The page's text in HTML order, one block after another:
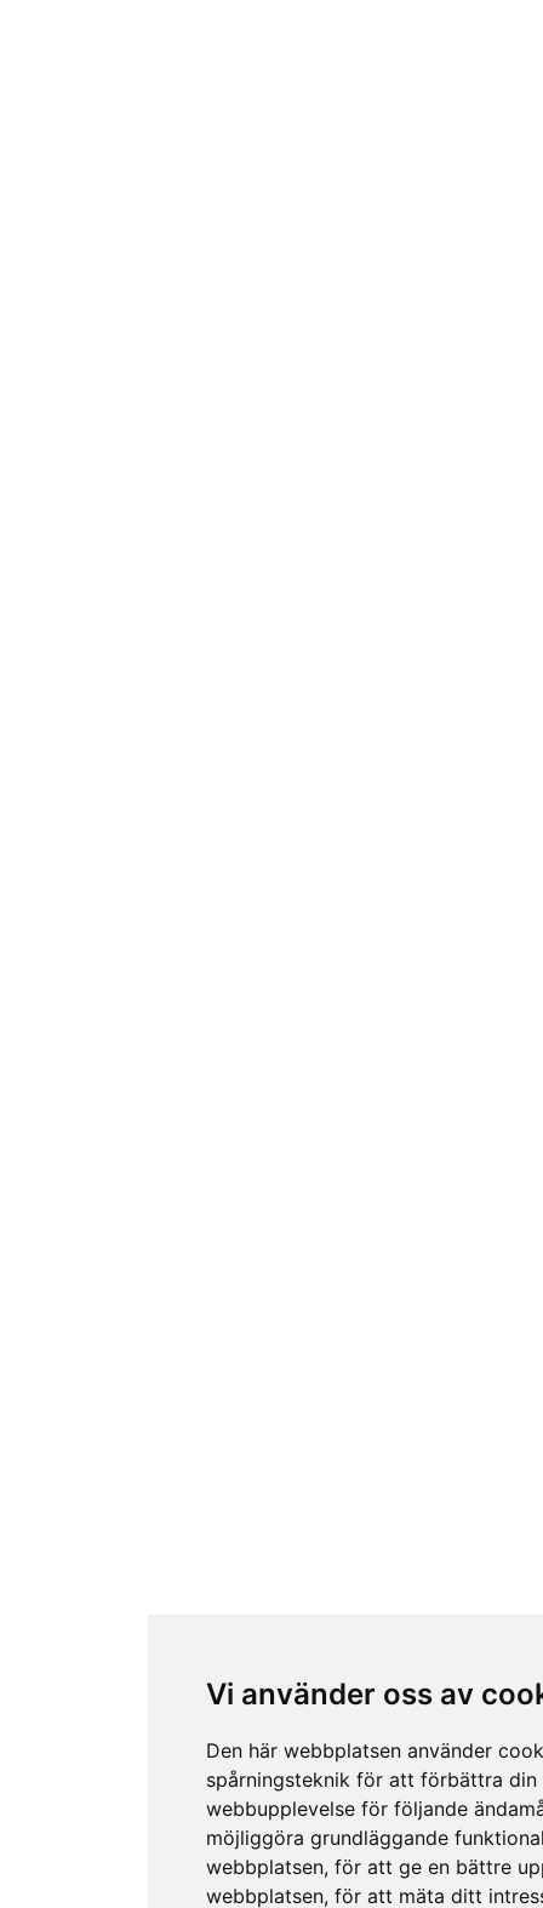
Vi använder oss av
Den här webbplatsen använder
spårningsteknik för att förbättra din
webbupplevelse för följande
möjliggöra grundläggande
webbplatsen, för att ge en bättre
webbplatsen, för att mäta ditt